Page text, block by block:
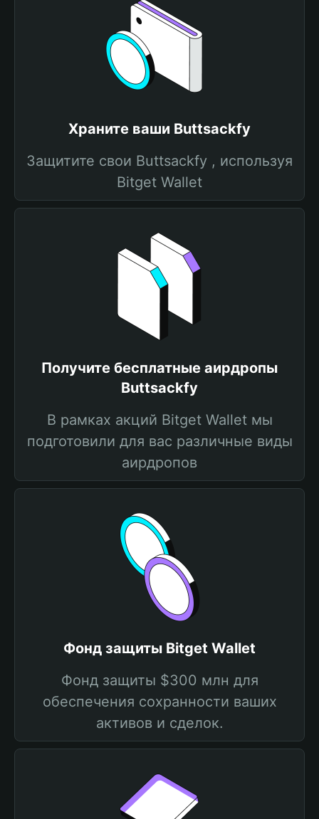
Храните ваши Buttsackfy
Защитите свои Buttsackfy , используя
Bitget Wallet
Получите бесплатные аирдропы
Buttsackfy
В рамках акций Bitget Wallet мы
подготовили для вас различные виды
аирдропов
Фонд защиты Bitget Wallet
Фонд защиты $300 млн для
обеспечения сохранности ваших
активов и сделок.